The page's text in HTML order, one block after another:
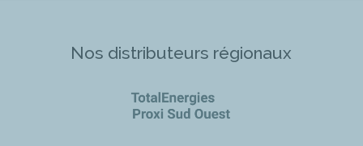
Nos distributeurs régionaux